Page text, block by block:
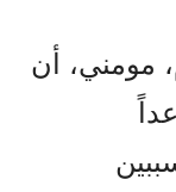
مومني، أن